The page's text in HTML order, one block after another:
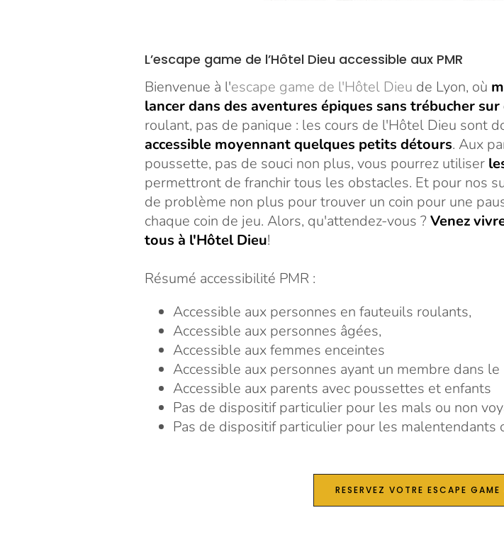
L’escape game de l’Hôtel Dieu accessible aux PMR
Bienvenue à l'escape game de l'Hôtel Dieu de Lyon, où
lancer dans des aventures épiques sans trébucher sur
roulant, pas de panique : les cours de l'Hôtel Dieu sont
accessible moyennant quelques petits détours. Aux
poussette, pas de souci non plus, vous pourrez utiliser
permettront de franchir tous les obstacles. Et pour nos
de problème non plus pour trouver un coin pour une
chaque coin de jeu. Alors, qu'attendez-vous ? Venez
tous à l'Hôtel Dieu!
Résumé accessibilité PMR :
Accessible aux personnes en fauteuils roulants,
Accessible aux personnes âgées,
Accessible aux femmes enceintes
Accessible aux personnes ayant un membre dans
Accessible aux parents avec poussettes et enfants
Pas de dispositif particulier pour les mals ou non
Pas de dispositif particulier pour les malentendants
RESERVEZ VOTRE ESCAPE